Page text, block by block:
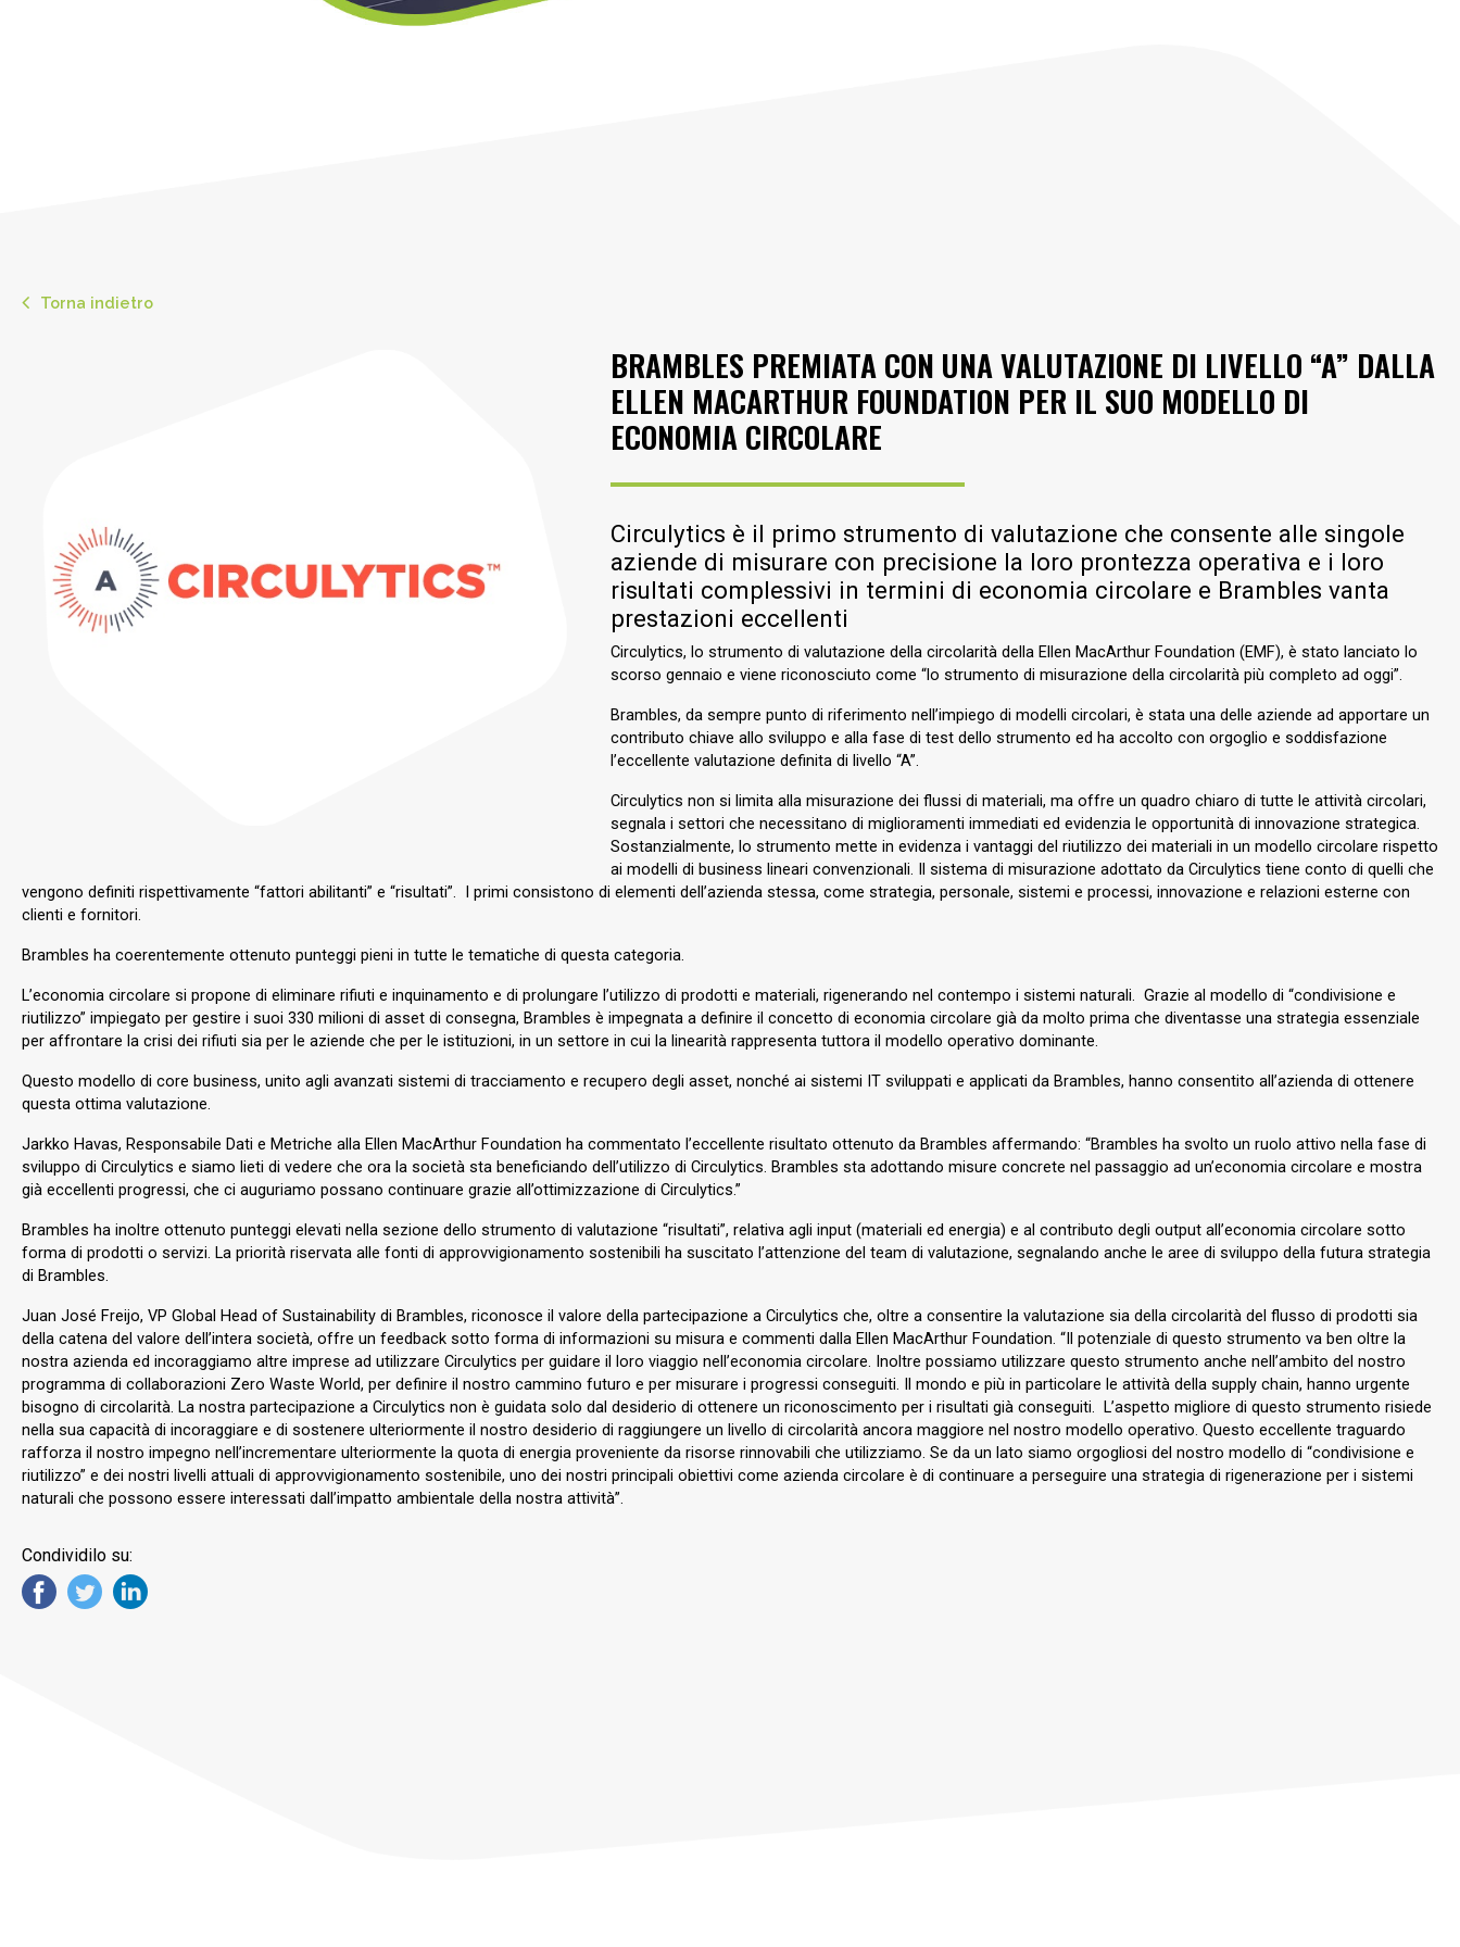
Torna indietro
BRAMBLES PREMIATA CON UNA VALUTAZIONE DI LIVELLO “A” DALLA
ELLEN MACARTHUR FOUNDATION PER IL SUO MODELLO DI
ECONOMIA CIRCOLARE
Circulytics è il primo strumento di valutazione che consente alle singole
aziende di misurare con precisione la loro prontezza operativa e i loro
risultati complessivi in termini di economia circolare e Brambles vanta
prestazioni eccellenti
Circulytics, lo strumento di valutazione della circolarità della Ellen MacArthur Foundation (EMF), è stato lanciato lo
scorso gennaio e viene riconosciuto come “lo strumento di misurazione della circolarità più completo ad oggi”.
Brambles, da sempre punto di riferimento nell’impiego di modelli circolari, è stata una delle aziende ad apportare un
contributo chiave allo sviluppo e alla fase di test dello strumento ed ha accolto con orgoglio e soddisfazione
l’eccellente valutazione definita di livello “A”.
Circulytics non si limita alla misurazione dei flussi di materiali, ma offre un quadro chiaro di tutte le attività circolari,
segnala i settori che necessitano di miglioramenti immediati ed evidenzia le opportunità di innovazione strategica.
Sostanzialmente, lo strumento mette in evidenza i vantaggi del riutilizzo dei materiali in un modello circolare rispetto
ai modelli di business lineari convenzionali. Il sistema di misurazione adottato da Circulytics tiene conto di quelli che
vengono definiti rispettivamente “fattori abilitanti” e “risultati”. I primi consistono di elementi dell’azienda stessa, come strategia, personale, sistemi e processi, innovazione e relazioni esterne con
clienti e fornitori.
Brambles ha coerentemente ottenuto punteggi pieni in tutte le tematiche di questa categoria.
L’economia circolare si propone di eliminare rifiuti e inquinamento e di prolungare l’utilizzo di prodotti e materiali, rigenerando nel contempo i sistemi naturali. Grazie al modello di “condivisione e
riutilizzo” impiegato per gestire i suoi 330 milioni di asset di consegna, Brambles è impegnata a definire il concetto di economia circolare già da molto prima che diventasse una strategia essenziale
per affrontare la crisi dei rifiuti sia per le aziende che per le istituzioni, in un settore in cui la linearità rappresenta tuttora il modello operativo dominante.
Questo modello di core business, unito agli avanzati sistemi di tracciamento e recupero degli asset, nonché ai sistemi IT sviluppati e applicati da Brambles, hanno consentito all’azienda di ottenere
questa ottima valutazione.
Jarkko Havas, Responsabile Dati e Metriche alla Ellen MacArthur Foundation ha commentato l’eccellente risultato ottenuto da Brambles affermando: “Brambles ha svolto un ruolo attivo nella fase di
sviluppo di Circulytics e siamo lieti di vedere che ora la società sta beneficiando dell’utilizzo di Circulytics. Brambles sta adottando misure concrete nel passaggio ad un’economia circolare e mostra
già eccellenti progressi, che ci auguriamo possano continuare grazie all’ottimizzazione di Circulytics.”
Brambles ha inoltre ottenuto punteggi elevati nella sezione dello strumento di valutazione “risultati”, relativa agli input (materiali ed energia) e al contributo degli output all’economia circolare sotto
forma di prodotti o servizi. La priorità riservata alle fonti di approvvigionamento sostenibili ha suscitato l’attenzione del team di valutazione, segnalando anche le aree di sviluppo della futura strategia
di Brambles.
Juan José Freijo, VP Global Head of Sustainability di Brambles, riconosce il valore della partecipazione a Circulytics che, oltre a consentire la valutazione sia della circolarità del flusso di prodotti sia
della catena del valore dell’intera società, offre un feedback sotto forma di informazioni su misura e commenti dalla Ellen MacArthur Foundation. “Il potenziale di questo strumento va ben oltre la
nostra azienda ed incoraggiamo altre imprese ad utilizzare Circulytics per guidare il loro viaggio nell’economia circolare. Inoltre possiamo utilizzare questo strumento anche nell’ambito del nostro
programma di collaborazioni Zero Waste World, per definire il nostro cammino futuro e per misurare i progressi conseguiti. Il mondo e più in particolare le attività della supply chain, hanno urgente
bisogno di circolarità. La nostra partecipazione a Circulytics non è guidata solo dal desiderio di ottenere un riconoscimento per i risultati già conseguiti. L’aspetto migliore di questo strumento risiede
nella sua capacità di incoraggiare e di sostenere ulteriormente il nostro desiderio di raggiungere un livello di circolarità ancora maggiore nel nostro modello operativo. Questo eccellente traguardo
rafforza il nostro impegno nell’incrementare ulteriormente la quota di energia proveniente da risorse rinnovabili che utilizziamo. Se da un lato siamo orgogliosi del nostro modello di “condivisione e
riutilizzo” e dei nostri livelli attuali di approvvigionamento sostenibile, uno dei nostri principali obiettivi come azienda circolare è di continuare a perseguire una strategia di rigenerazione per i sistemi
naturali che possono essere interessati dall’impatto ambientale della nostra attività”.
Condividilo su: